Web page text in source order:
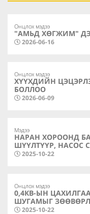
Онцлох мэдээ
"АМЬД ХӨГЖИМ"
2026-06-16
Онцлох мэдээ
ХҮҮХДИЙН
БОЛЛОО
2026-06-09
Мэдээ
НАРАН ХОРООНД
ШҮҮЛТҮҮР, НАСОС
2025-10-22
Онцлох мэдээ
0,4КВ-ЫН
ШУГАМЫГ
2025-10-22